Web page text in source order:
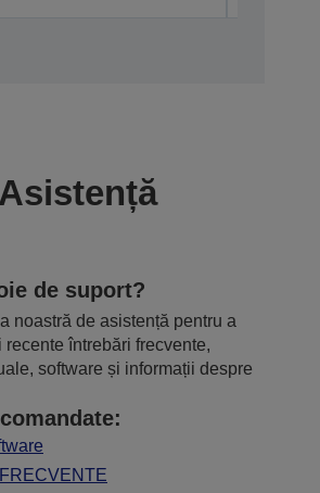
Asistență
de suport?
noastră de asistență pentru a
întrebări frecvente,
software și informații despre